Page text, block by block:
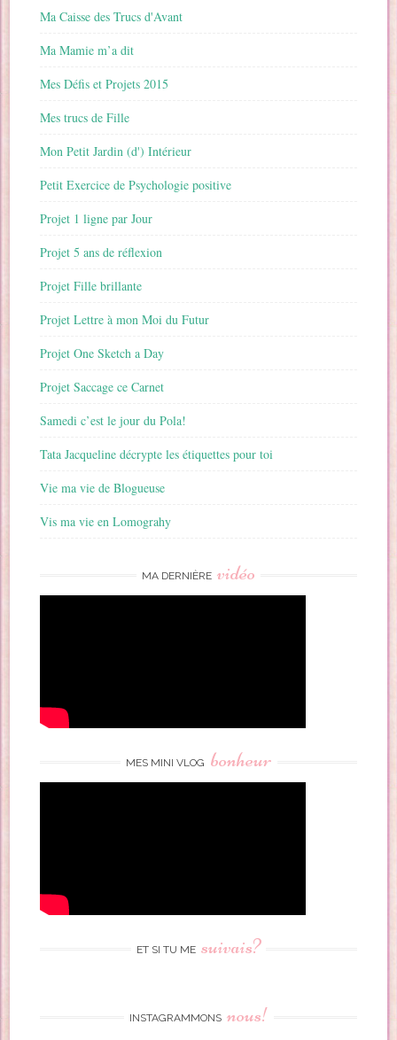
Ma Caisse des Trucs d'Avant
Ma Mamie m’a dit
Mes Défis et Projets 2015
Mes trucs de Fille
Mon Petit Jardin (d') Intérieur
Petit Exercice de Psychologie positive
Projet 1 ligne par Jour
Projet 5 ans de réflexion
Projet Fille brillante
Projet Lettre à mon Moi du Futur
Projet One Sketch a Day
Projet Saccage ce Carnet
Samedi c’est le jour du Pola!
Tata Jacqueline décrypte les étiquettes pour toi
Vie ma vie de Blogueuse
Vis ma vie en Lomograhy
MA DERNIÈRE vidéo
MES MINI VLOG bonheur
ET SI TU ME suivais?
INSTAGRAMMONS nous!